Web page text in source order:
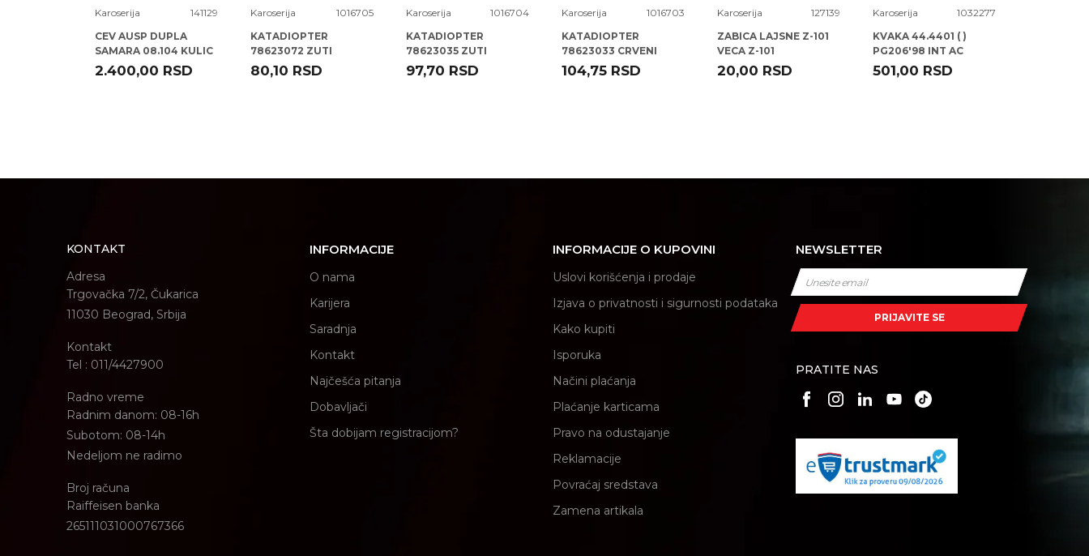
Karoserija
141129
CEV AUSP DUPLA
SAMARA 08.104 KULIC
2.400,00 RSD
Karoserija
1016705
KATADIOPTER
78623072 ZUTI
OKRUGLI 60 MM ( )
ELPARTS
80,10 RSD
Karoserija
1016704
KATADIOPTER
78623035 ZUTI
OKRUGLI 82 MM ( )
ELPARTS
97,70 RSD
Karoserija
1016703
KATADIOPTER
78623033 CRVENI
OKRUGLI 82 MM ( )
ELPARTS
104,75 RSD
Karoserija
127139
ZABICA LAJSNE Z-101
VECA Z-101
20,00 RSD
Karoserija
1032277
KVAKA 44.4401 ( )
PG206'98 INT AC
ROLCAR
501,00 RSD
KONTAKT
Adresa
Trgovačka 7/2, Čukarica
11030 Beograd, Srbija
Kontakt
Tel : 011/4427900
Radno vreme
Radnim danom: 08-16h
Subotom: 08-14h
Nedeljom ne radimo
Broj računa
Raiffeisen banka
265111031000767366
INFORMACIJE
O nama
Karijera
Saradnja
Kontakt
Najčešća pitanja
Dobavljači
Šta dobijam registracijom?
INFORMACIJE O KUPOVINI
Uslovi korišćenja i prodaje
Izjava o privatnosti i sigurnosti podataka
Kako kupiti
Isporuka
Načini plaćanja
Plaćanje karticama
Pravo na odustajanje
Reklamacije
Povraćaj sredstava
Zamena artikala
NEWSLETTER
PRIJAVITE SE
PRATITE NAS